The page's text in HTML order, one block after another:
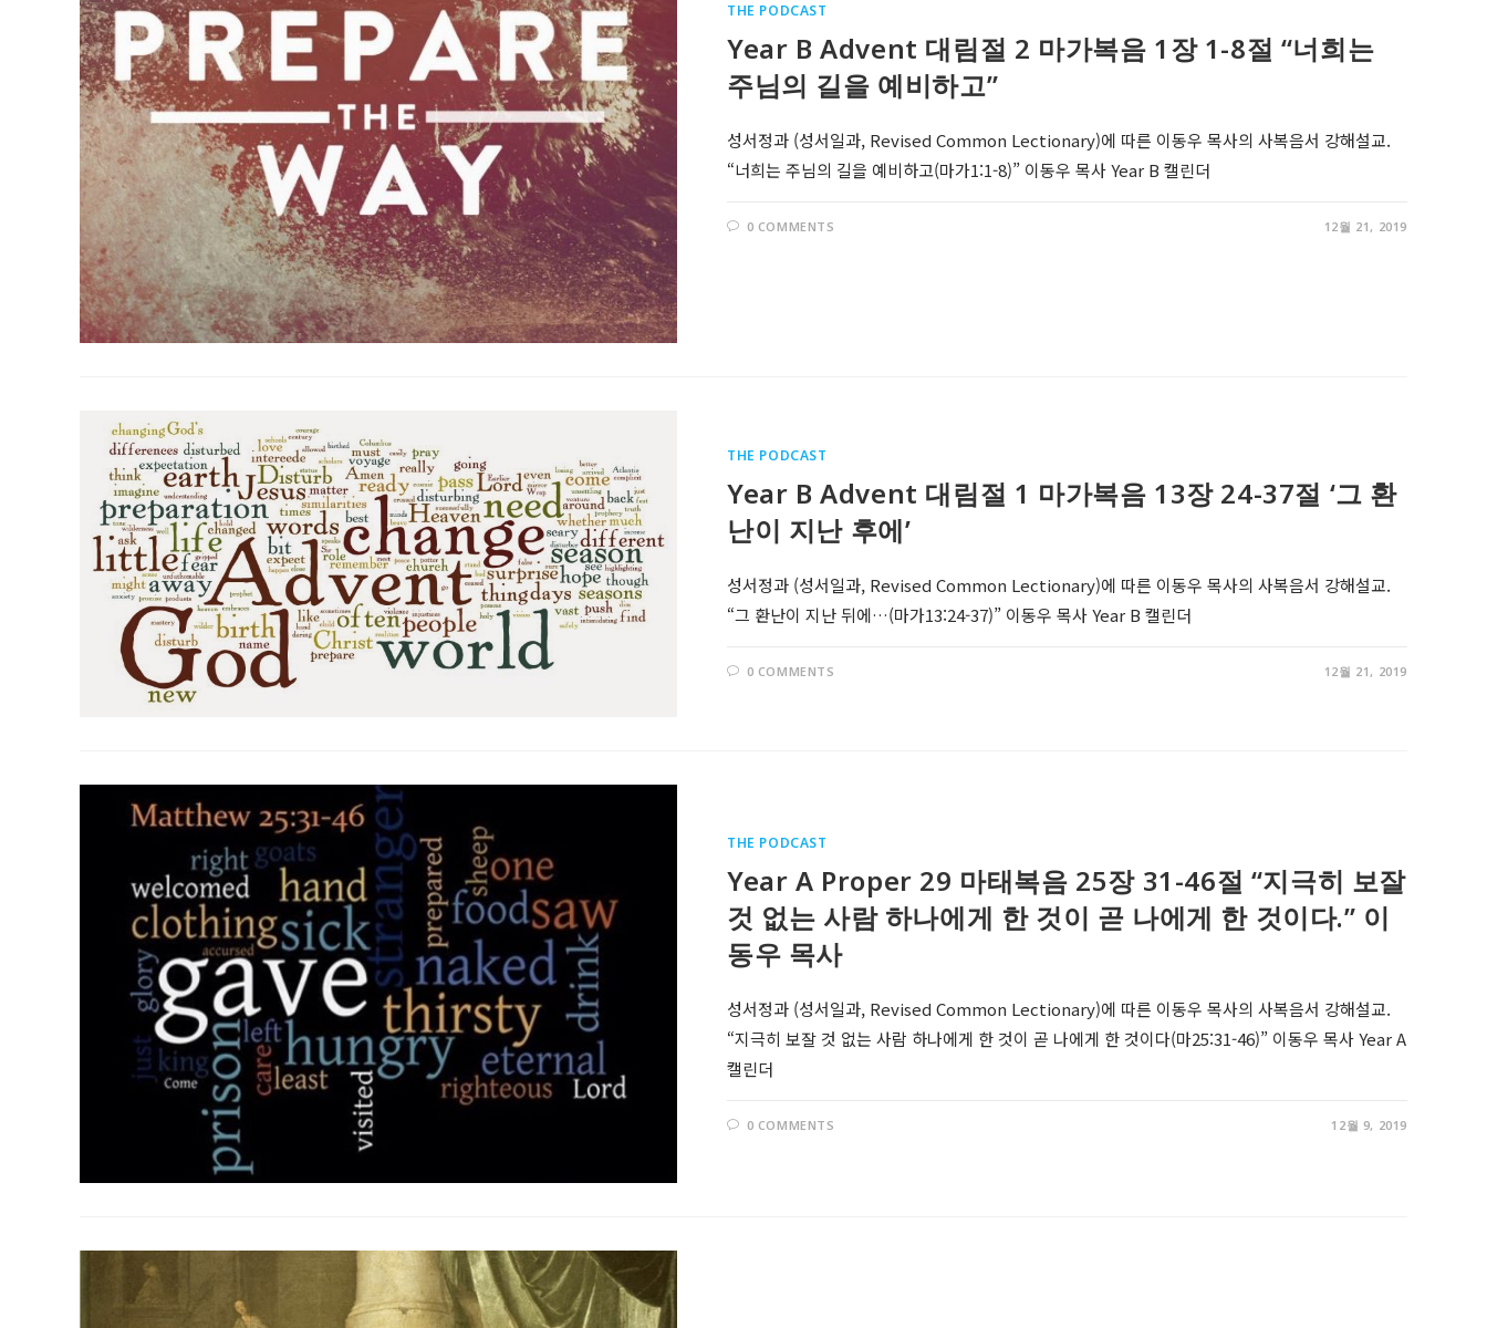
THE PODCAST
Year B Advent 대림절 2 마가복음 1장 1-8절 “너희는
주님의 길을 예비하고”
성서정과 (성서일과, Revised Common Lectionary)에 따른 이동우 목사의 사복음서 강해설교.
“너희는 주님의 길을 예비하고(마가1:1-8)” 이동우 목사 Year B 캘린더
0 COMMENTS 12월 21, 2019
THE PODCAST
Year B Advent 대림절 1 마가복음 13장 24-37절 ‘그 환
난이 지난 후에’
성서정과 (성서일과, Revised Common Lectionary)에 따른 이동우 목사의 사복음서 강해설교.
“그 환난이 지난 뒤에…(마가13:24-37)” 이동우 목사 Year B 캘린더
0 COMMENTS 12월 21, 2019
THE PODCAST
Year A Proper 29 마태복음 25장 31-46절 “지극히 보잘
것 없는 사람 하나에게 한 것이 곧 나에게 한 것이다.” 이
동우 목사
성서정과 (성서일과, Revised Common Lectionary)에 따른 이동우 목사의 사복음서 강해설교.
“지극히 보잘 것 없는 사람 하나에게 한 것이 곧 나에게 한 것이다(마25:31-46)” 이동우 목사 Year A
캘린더
0 COMMENTS 12월 9, 2019